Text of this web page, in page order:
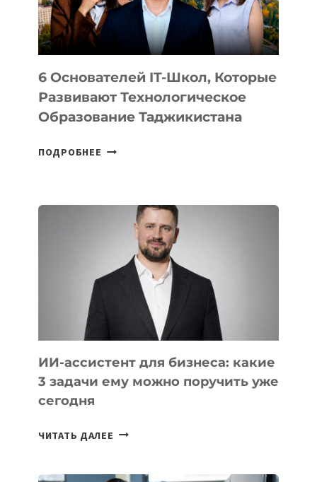
OPENAI
6 Основателей IT-Школ, Которые
Развивают Технологическое
Образование Таджикистана
ПОДРОБНЕЕ
КОТОРЫЕ
РАЗВИВАЮТ
ТЕХНОЛОГИЧЕСКОЕ
ОБРАЗОВАНИЕ
ТАДЖИКИСТАНА
ИИ-ассистент для бизнеса: какие
3 задачи ему можно поручить уже
сегодня
ЧИТАТЬ ДАЛЕЕ ИИ-